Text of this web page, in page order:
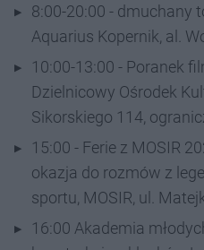
8:00-20:00 - dmuchany
Aquarius Kopernik, al.
10:00-13:00 - Poranek
Dzielnicowy Ośrodek
Sikorskiego 114,
15:00 - Ferie z MOSIR
okazja do rozmów z
sportu, MOSIR, ul.
16:00 Akademia